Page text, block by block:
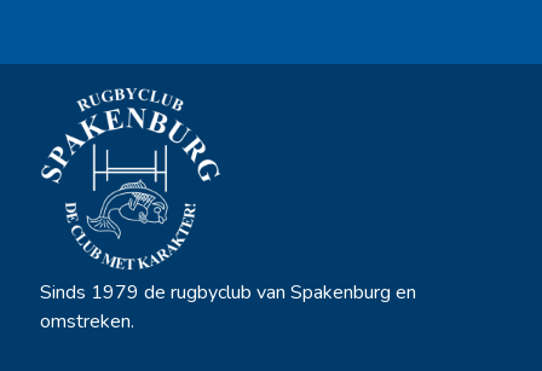
Sinds 1979 de rugbyclub van Spakenburg en
omstreken.